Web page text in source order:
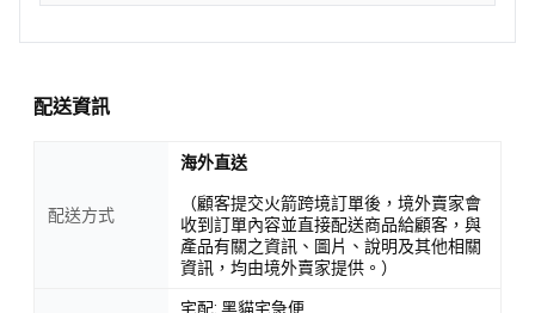
配送資訊
配送方式
海外直送
（顧客提交火箭跨境訂單後，境外賣家會
收到訂單內容並直接配送商品給顧客，與
產品有關之資訊、圖片、說明及其他相關
資訊，均由境外賣家提供。）
宅配: 黑貓宅急便